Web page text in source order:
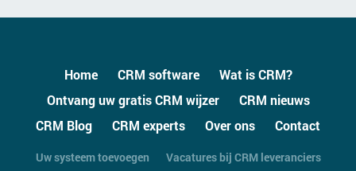
Home CRM software
Wat is CRM?
Ontvang uw gratis CRM wijzer
CRM nieuws
CRM Blog
CRM experts Over ons Contact
Uw systeem toevoegen
Vacatures bij CRM leveranciers